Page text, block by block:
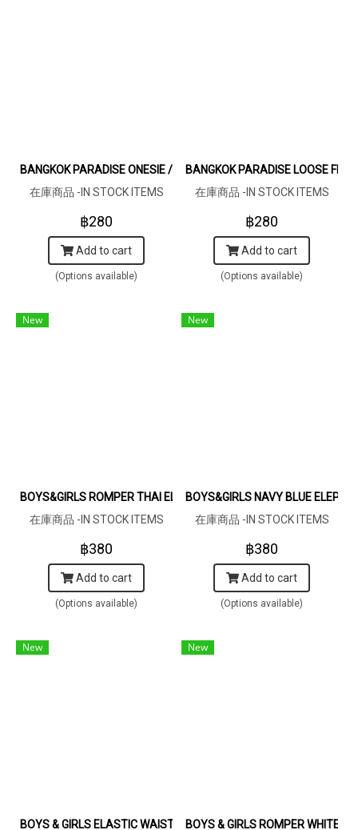
BANGKOK PARADISE ONESIE / 100% COTTON HONEY YELLOW 在
在庫商品 -IN STOCK ITEMS
฿280
Add to cart
(Options available)
BANGKOK PARADISE LOOSE FIT
在庫商品 -IN STOCK ITEMS
฿280
Add to cart
(Options available)
New
BOYS&GIRLS ROMPER THAI ELEPHANTS DARK BLUE100%
在庫商品 -IN STOCK ITEMS
฿380
Add to cart
(Options available)
New
BOYS&GIRLS NAVY BLUE
在庫商品 -IN STOCK ITEMS
฿380
Add to cart
(Options available)
New
BOYS & GIRLS ELASTIC WAISTBAND THAI ELEPHANTS
New
BOYS & GIRLS ROMPER WHITE